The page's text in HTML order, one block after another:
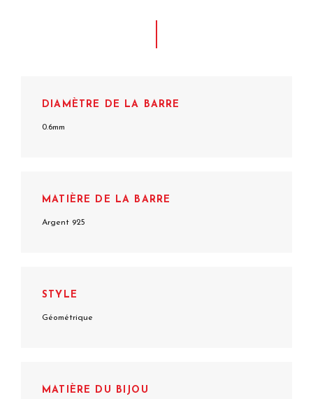
DIAMÈTRE DE LA BARRE
0.6mm
MATIÈRE DE LA BARRE
Argent 925
STYLE
Géométrique
MATIÈRE DU BIJOU